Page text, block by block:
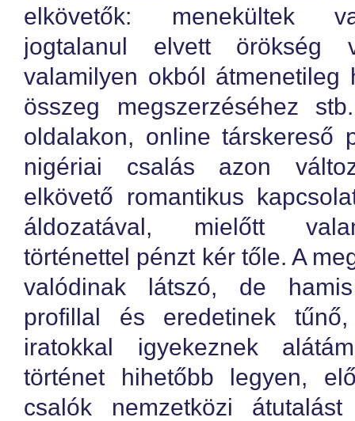
elkövetők: menekültek
jogtalanul elvett örökség
valamilyen okból átmenetileg
összeg megszerzéséhez
oldalakon, online társkereső
nigériai csalás azon
elkövető romantikus
áldozatával, mielőtt
történettel pénzt kér tőle. A
valódinak látszó, de hamis
profillal és eredetinek
iratokkal igyekeznek
történet hihetőbb legyen,
csalók nemzetközi átutalást